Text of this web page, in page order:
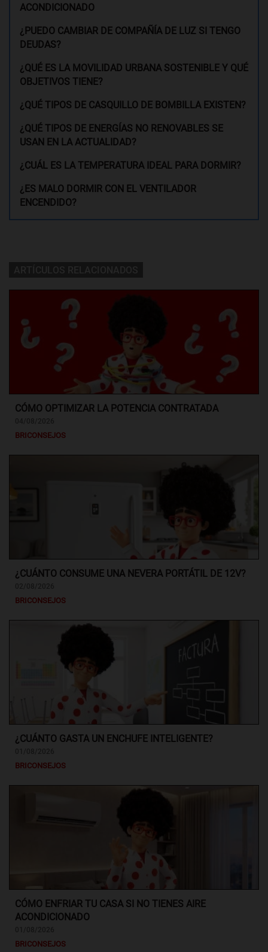
ACONDICIONADO
¿PUEDO CAMBIAR DE COMPAÑÍA DE LUZ SI TENGO
DEUDAS?
¿QUÉ ES LA MOVILIDAD URBANA SOSTENIBLE Y QUÉ
OBJETIVOS TIENE?
¿QUÉ TIPOS DE CASQUILLO DE BOMBILLA EXISTEN?
¿QUÉ TIPOS DE ENERGÍAS NO RENOVABLES SE
USAN EN LA ACTUALIDAD?
¿CUÁL ES LA TEMPERATURA IDEAL PARA DORMIR?
¿ES MALO DORMIR CON EL VENTILADOR
ENCENDIDO?
CÓMO OPTIMIZAR LA POTENCIA CONTRATADA
BRICONSEJOS
¿CUÁNTO CONSUME UNA NEVERA PORTÁTIL DE 12V?
BRICONSEJOS
¿CUÁNTO GASTA UN ENCHUFE INTELIGENTE?
BRICONSEJOS
CÓMO ENFRIAR TU CASA SI NO TIENES AIRE
ACONDICIONADO
BRICONSEJOS